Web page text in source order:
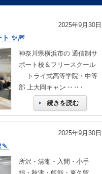
・
2025年9月30日
✨🎆
神奈川県横浜市の 通信制サ
ポート校＆フリースクール
トライ式高等学院・中等
部 上大岡キャン・・・
続きを読む
2025年9月30日
所沢・清瀬・入間・小手